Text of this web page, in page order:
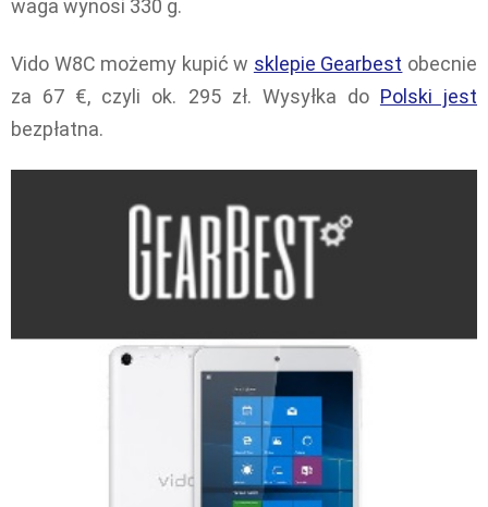
waga wynosi 330 g.
Vido W8C możemy kupić w sklepie Gearbest obecnie
za 67 €, czyli ok. 295 zł. Wysyłka do Polski jest
bezpłatna.